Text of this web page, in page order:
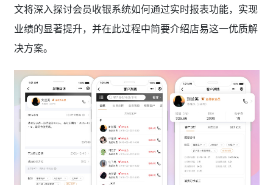
文将深入探讨会员收银系统如何通过实时报表功能，实现
业绩的显著提升，并在此过程中简要介绍店易这一优质解
决方案。